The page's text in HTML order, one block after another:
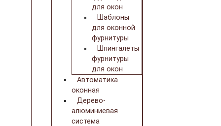
для окон
Шаблоны
для оконной
фурнитуры
Шпингалеты
фурнитуры
для окон
Автоматика
оконная
Дерево-
алюминиевая
система